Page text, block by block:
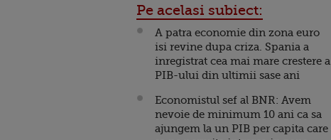
Pe acelasi subiect:
A patra economie din zona euro
isi revine dupa criza. Spania a
inregistrat cea mai mare crestere a
PIB-ului din ultimii sase ani
Economistul sef al BNR: Avem
nevoie de minimum 10 ani ca sa
ajungem la un PIB per capita care